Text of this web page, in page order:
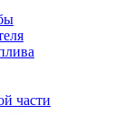
части